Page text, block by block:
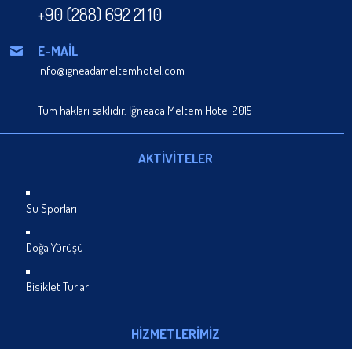
+90 (288) 692 21 10
E-MAİL
info@igneadameltemhotel.com
Tüm hakları saklıdır. İğneada Meltem Hotel 2015
AKTİVİTELER
Su Sporları
Doğa Yürüşü
Bisiklet Turları
HİZMETLERİMİZ